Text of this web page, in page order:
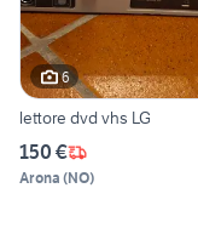
6
lettore dvd vhs LG
150 €
Arona (NO)